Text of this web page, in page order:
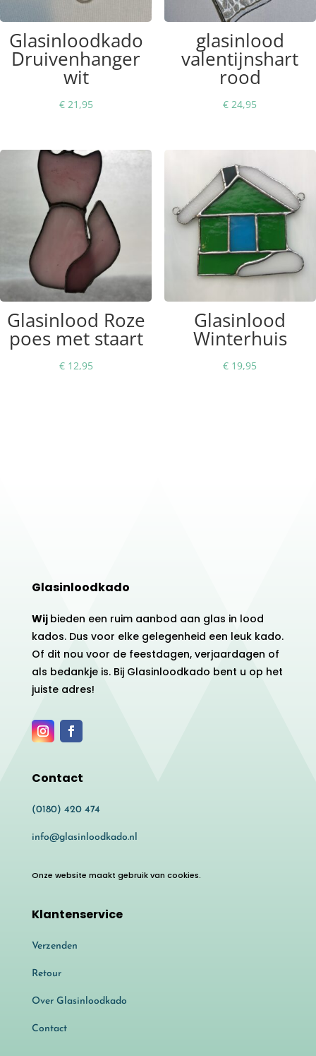
Glasinloodkado
Druivenhanger
wit
€21,95
glasinlood
valentijnshart
rood
€ 24,95
Glasinlood Roze
poes met staart
€12,95
Glasinlood
Winterhuis
€ 19,95
Glasinloodkado
Wij bieden een ruim aanbod aan glas in lood
kados. Dus voor elke gelegenheid een leuk kado.
Of dit nou voor de feestdagen, verjaardagen of
als bedankje is. Bij Glasinloodkado bent u op het
juiste adres!
Contact
(0180) 420 474
info@glasinloodkado.nl
Onze website maakt gebruik van cookies.
Klantenservice
Verzenden
Retour
Over Glasinloodkado
Contact